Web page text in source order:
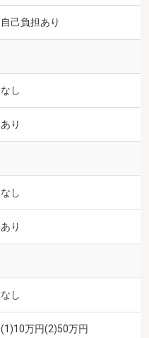
自己負担あり
なし
あり
なし
あり
なし
(1)10万円(2)50万円